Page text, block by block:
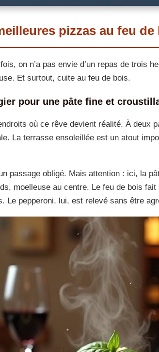
pizzas au feu de
on n’a pas envie d’un repas de trois
Et surtout, cuite au feu de bois.
pour une pâte fine et
où ce rêve devient réalité. À deux
La terrasse ensoleillée est un atout
passage obligé. Mais attention : ici, la
moelleuse au centre. Le feu de bois
Le pepperoni, lui, est relevé sans être